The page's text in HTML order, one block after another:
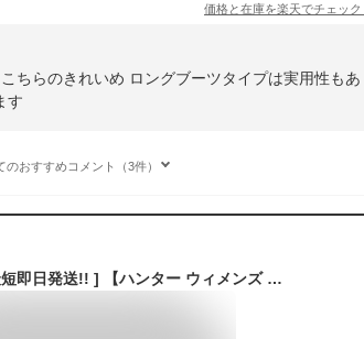
価格と在庫を楽天でチェック
ちらのきれいめ ロングブーツタイプは実用性もあ
す
のおすすめコメント（3件）
[ 15時までの注文で最短即日発送!! ] 【ハンター ウィメンズ インテレピッド ショート スノーブーツ】HUNTER WOMENS INTREPID SHORT SNOW BOOT BLACK wfs2108wwu-blk レディース ブーツ 防水 雨靴 長靴 ブラック